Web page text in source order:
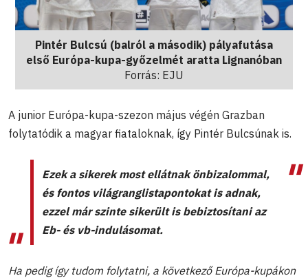
Pintér Bulcsú (balról a második) pályafutása
első Európa-kupa-győzelmét aratta Lignanóban
Forrás: EJU
A junior Európa-kupa-szezon május végén Grazban
folytatódik a magyar fiataloknak, így Pintér Bulcsúnak is.
Ezek a sikerek most ellátnak önbizalommal,
és fontos világranglistapontokat is adnak,
ezzel már szinte sikerült is bebiztosítani az
Eb- és vb-indulásomat.
Ha pedig így tudom folytatni, a következő Európa-kupákon